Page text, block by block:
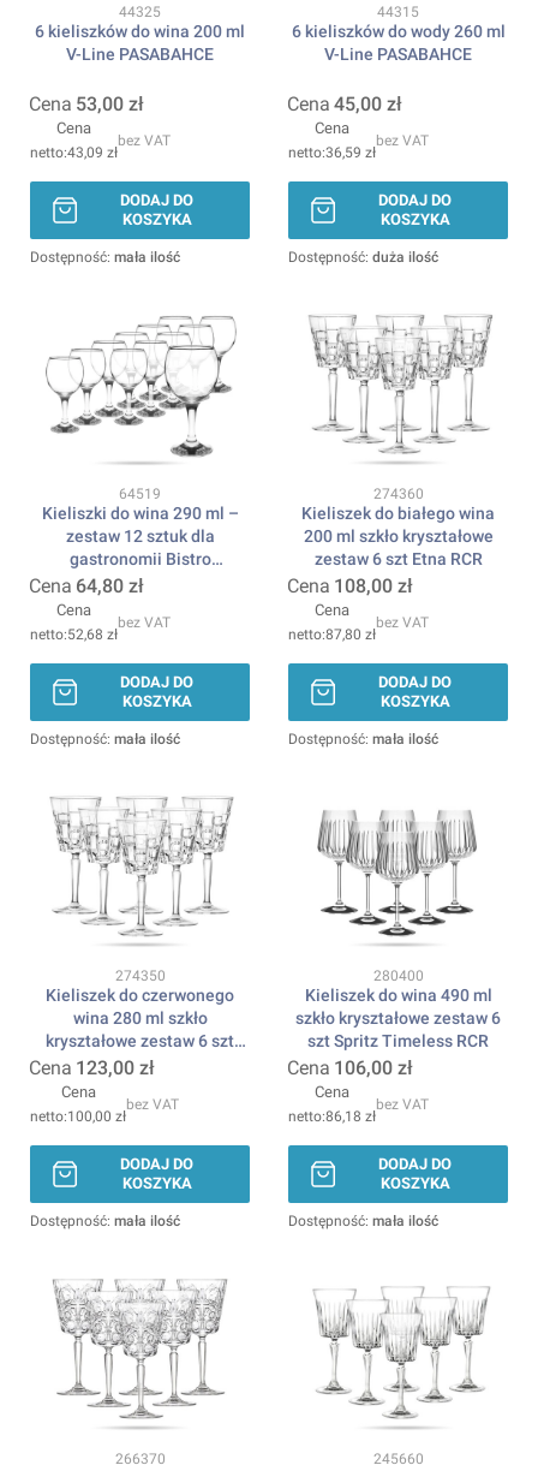
Kod produktu
44325
6 kieliszków do wina 200 ml
V-Line PASABAHCE
Cena 53,00 zł
Cena
43,09 zł
bez VAT
DODAJ DO
KOSZYKA
Dostępność: mała ilość
Kod produktu
44315
6 kieliszków do wody 260 ml
V-Line PASABAHCE
Cena 45,00 zł
Cena
36,59 zł
bez VAT
DODAJ DO
KOSZYKA
Dostępność: duża ilość
Kod produktu
64519
Kieliszki do wina 290 ml –
zestaw 12 sztuk dla
gastronomii Bistro
PASABAHCE
Cena 64,80 zł
Cena
52,68 zł
bez VAT
DODAJ DO
KOSZYKA
Dostępność: mała ilość
Kod produktu
274360
Kieliszek do białego wina
200 ml szkło kryształowe
zestaw 6 szt Etna RCR
Cena 108,00 zł
Cena
87,80 zł
bez VAT
DODAJ DO
KOSZYKA
Dostępność: mała ilość
Kod produktu
274350
Kieliszek do czerwonego
wina 280 ml szkło
kryształowe zestaw 6 szt
Etna RCR
Cena 123,00 zł
Cena
100,00 zł
bez VAT
DODAJ DO
KOSZYKA
Dostępność: mała ilość
Kod produktu
280400
Kieliszek do wina 490 ml
szkło kryształowe zestaw 6
szt Spritz Timeless RCR
Cena 106,00 zł
Cena
86,18 zł
bez VAT
DODAJ DO
KOSZYKA
Dostępność: mała ilość
Kod produktu
266370 Kod produktu
245660